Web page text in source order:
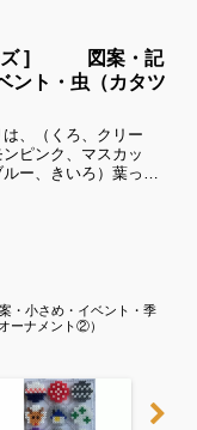
細い所は強度が脆くな
ズ ] 図案・記
ント・虫（カタツ
、（くろ、クリー
ピンク、マスカッ
ルー、きいろ）葉っぱ
・小さめ・イベント・季
ーナメント②）